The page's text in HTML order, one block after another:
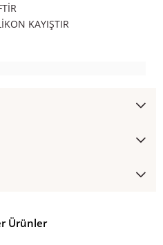
KAYIŞTIR
Ürünler